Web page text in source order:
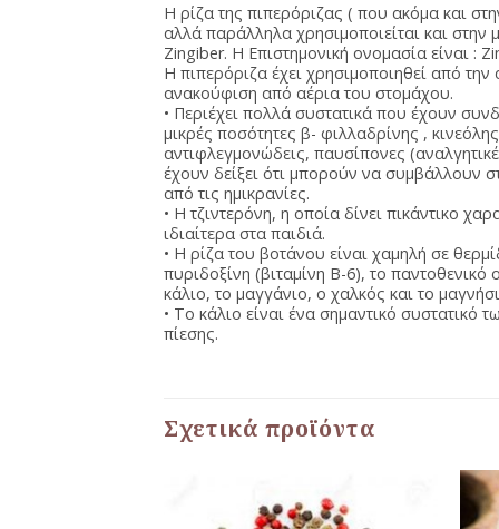
Η ρίζα της πιπερόριζας ( που ακόμα και
αλλά παράλληλα χρησιμοποιείται και στην
Zingiber. Η Επιστημονική ονομασία είναι :
Η πιπερόριζα έχει χρησιμοποιηθεί από την
ανακούφιση από αέρια του στομάχου.
• Περιέχει πολλά συστατικά που έχουν
μικρές ποσότητες β- φιλλαδρίνης ,
αντιφλεγμονώδεις, παυσίπονες
έχουν δείξει ότι μπορούν να συμβάλλουν
από τις ημικρανίες.
• Η τζιντερόνη, η οποία δίνει πικάντικο
ιδιαίτερα στα παιδιά.
• Η ρίζα του βοτάνου είναι χαμηλή σε
πυριδοξίνη (βιταμίνη Β-6), το
κάλιο, το μαγγάνιο, ο χαλκός και το
• Το κάλιο είναι ένα σημαντικό
πίεσης.
Σχετικά προϊόντα